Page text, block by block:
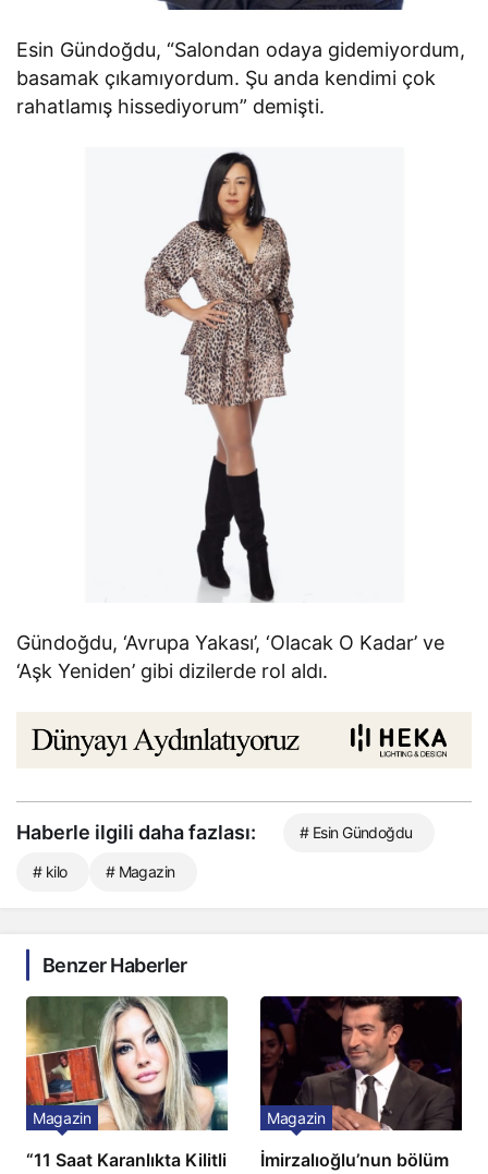
Esin Gündoğdu, “Salondan odaya gidemiyordum,
basamak çıkamıyordum. Şu anda kendimi çok
rahatlamış hissediyorum” demişti.
Gündoğdu, ‘Avrupa Yakası’, ‘Olacak O Kadar’ ve
‘Aşk Yeniden’ gibi dizilerde rol aldı.
Haberle ilgili daha fazlası: # Esin Gündoğdu
# kilo # Magazin
Benzer Haberler
“11 Saat Karanlıkta Kilitli
Magazin
İmirzalıoğlu’nun bölüm
Magazin